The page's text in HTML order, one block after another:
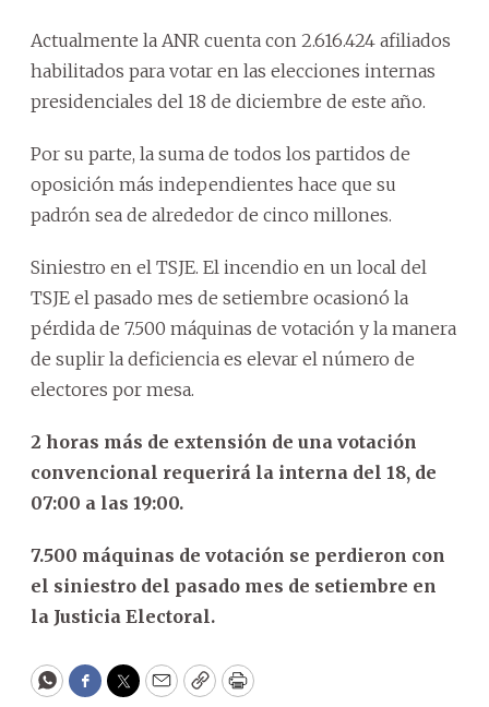
Actualmente la ANR cuenta con 2.616.424 afiliados
habilitados para votar en las elecciones internas
presidenciales del 18 de diciembre de este año.
Por su parte, la suma de todos los partidos de
oposición más independientes hace que su
padrón sea de alrededor de cinco millones.
Siniestro en el TSJE. El incendio en un local del
TSJE el pasado mes de setiembre ocasionó la
pérdida de 7.500 máquinas de votación y la manera
de suplir la deficiencia es elevar el número de
electores por mesa.
2 horas más de extensión de una votación
convencional requerirá la interna del 18, de
07:00 a las 19:00.
7.500 máquinas de votación se perdieron con
el siniestro del pasado mes de setiembre en
la Justicia Electoral.
WhatsApp
Facebook
Twitter
EmailCopyPrint